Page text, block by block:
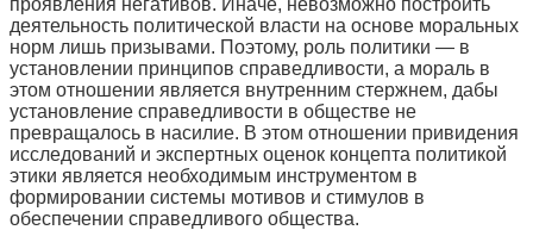
деятельность политической власти на основе моральных
норм лишь призывами. Поэтому, роль политики — в
установлении принципов справедливости, а мораль в
этом отношении является внутренним стержнем, дабы
установление справедливости в обществе не
превращалось в насилие. В этом отношении привидения
исследований и экспертных оценок концепта политикой
этики является необходимым инструментом в
формировании системы мотивов и стимулов в
обеспечении справедливого общества.